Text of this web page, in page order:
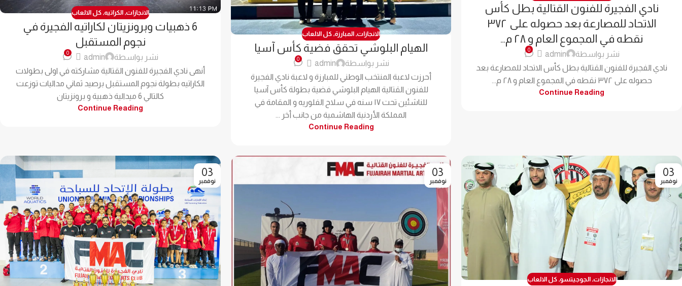
نادي الفجيرة للفنون القتالية بطل كأس
الاتحاد للمصارعة بعد حصوله على ٣٧٢
نقطه في المجموع العام و ٢٨ م…
نشر بواسطة admin
0
نادي الفجيرة للفنون القتالية بطل كأس الاتحاد للمصارعة بعد
حصوله على ٣٧٢ نقطه في المجموع العام و ٢٨ م...
Continue Reading
الانجازات, المبارزة, كل الالعاب
الهيام البلوشي تحقق فضية كأس آسيا
نشر بواسطة admin
0
أحرزت لاعبة المنتخب الوطني للمبارزة و لاعبة نادي الفجيرة
للفنون القتالية الهيام البلوشي فضية بطولة كأس آسيا
للناشئين تحت ١٧ سنه في سلاح الفلوريه و المقامة في
المملكة الأردنية الهاشمية من جانب أخر ...
Continue Reading
الانجازات,الكراتيه,كل الالعاب
6 ذهبيات وبرونزيتان لكاراتيه الفجيرة في
نجوم المستقبل
نشر بواسطة admin
0
أنهى نادي الفجيرة للفنون القتالية مشاركته في اولى بطولات
الكاراتيه بطولة نجوم المستقبل برصيد ثماني مداليات توزعت
كالتالي 6 ميدالية ذهبية و برونزيتان
Continue Reading
03
نوفمبر
الانجازات,الجوجيتسو,كل الالعاب
03
نوفمبر
03
نوفمبر